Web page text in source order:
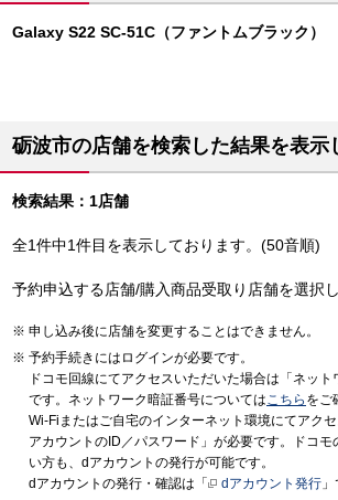
Galaxy S22 SC-51C（ファントムブラック）
砺波市の店舗を検索した結果を表示
検索結果：1店舗
全1件中1件目を表示しております。(50音順)
予約申込する店舗/購入商品受取り店舗を選択し
申し込み後に店舗を変更することはできません。
予約手続きにはログインが必要です。
ドコモ回線にてアクセスいただいた場合は「ネッ
です。ネットワーク暗証番号についてはこちら をご
Wi-Fiまたはご自宅のインターネット環境にてアク
アカウントのID／パスワード」が必要です。ドコモ
い方も、dアカウントの発行が可能です。
dアカウントの発行・確認は「
dアカウント発行